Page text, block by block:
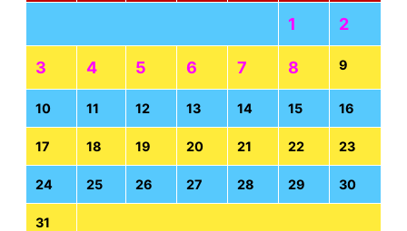
1 2
3 4 5 6 7 8 9
10 11 12 13 14 15 16
17 18 19 20 21 22 23
24 25 26 27 28 29 30
31